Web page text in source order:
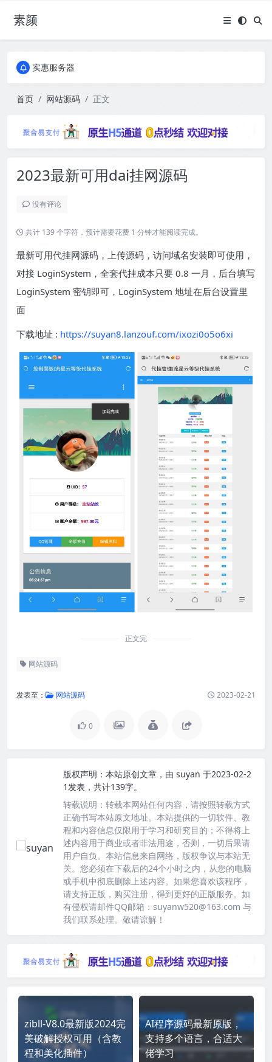
素颜全国免费包邮流量卡
实惠服务器
实惠服务器
首页 网站源码 正文
2023最新可用dai挂网源码
没有评论
共计 139 个字符，预计需要花费 1 分钟才能阅读完成。
最新可用代挂网源码，上传源码，访问域名安装即可使用，
对接 LoginSystem，全套代挂成本只要 0.8 一月，后台填写
LoginSystem 密钥即可，LoginSystem 地址在后台设置里
面
下载地址 : https://suyan8.lanzouf.com/ixozi0o5o6xi
正文完
网站源码
发表至： 网站源码 2023-02-21
0
版权声明： 本站原创文章，由 suyan 于2023-02-2
1发表，共计139字。
转载说明： 转载本网站任何内容，请按照转载方式
正确书写本站原文地址。本站提供的一切软件、教
程和内容信息仅限用于学习和研究目的；不得将上
述内容用于商业或者非法用途，否则，一切后果请
用户自负。本站信息来自网络，版权争议与本站无
关。您必须在下载后的24个小时之内，从您的电脑
或手机中彻底删除上述内容。如果您喜欢该程序，
请支持正版，购买注册，得到更好的正版服务。如
有侵权请邮件QQ邮箱：suyanw520@163.com 与
我们联系处理。敬请谅解！
zibll-V8.0最新版2024完
美破解授权可用（含教
程和美化插件）
AI程序源码最新原版，
支持多个语言，合适大
佬学习